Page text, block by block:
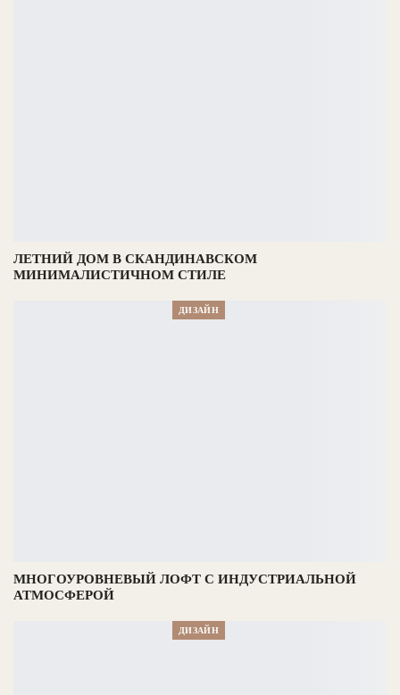
ЛЕТНИЙ ДОМ В СКАНДИНАВСКОМ
МИНИМАЛИСТИЧНОМ СТИЛЕ
ДИЗАЙН
МНОГОУРОВНЕВЫЙ ЛОФТ С ИНДУСТРИАЛЬНОЙ
АТМОСФЕРОЙ
ДИЗАЙН